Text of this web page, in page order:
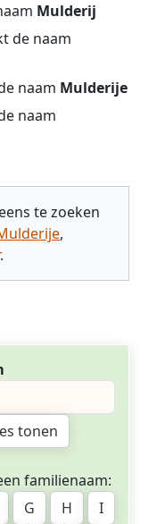
Mulderij
de naam
naam Mulderije
naam
te zoeken
,
.
tonen
familienaam:
G H
I